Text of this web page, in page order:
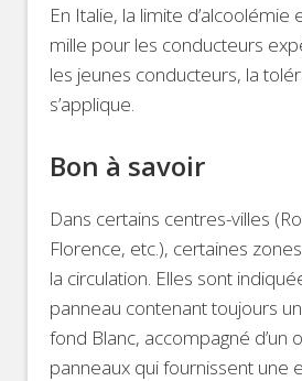
En Italie, la limite
mille pour les conducteurs
les jeunes conducteurs, la
s’applique.
Bon à savoir
Dans certains centres-villes
Florence, etc.), certaines
la circulation. Elles sont
panneau contenant toujours
fond Blanc, accompagné d’un
panneaux qui fournissent une